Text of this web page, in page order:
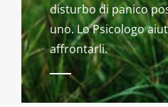
disturbo di panico
uno. Lo Psicologo
affrontarli.